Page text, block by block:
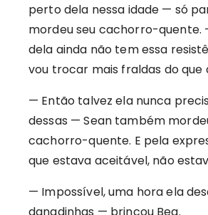
perto dela nessa idade — só
mordeu seu cachorro-quente.
dela ainda não tem essa
vou trocar mais fraldas do que
— Então talvez ela nunca
dessas — Sean também
cachorro-quente. E pela
que estava aceitável, não
— Impossível, uma hora ela
danadinhas — brincou Bea.